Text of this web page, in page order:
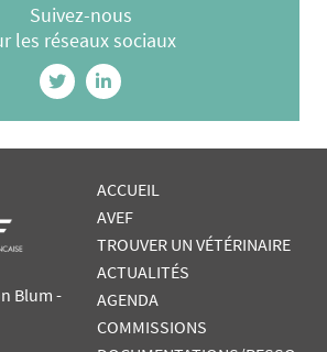
Suivez-nous
les réseaux sociaux
Blum -
ACCUEIL
AVEF
TROUVER UN VÉTÉRINAIRE
ACTUALITÉS
AGENDA
COMMISSIONS